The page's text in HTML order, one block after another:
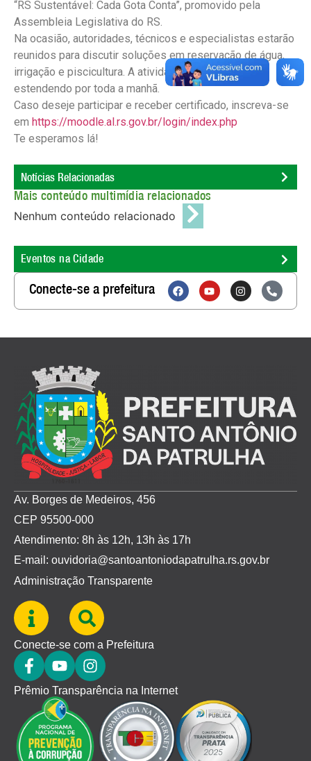
“RS Sustentável: Cada Gota Conta”, promovido pela
Assembleia Legislativa do RS.
Na ocasião, autoridades, técnicos e especialistas estarão
reunidos para discutir soluções em reservação de água,
irrigação e piscicultura. A atividade inicia às 9h, se
estendendo por toda a manhã.
Caso deseje participar e receber certificado, inscreva-se
em https://moodle.al.rs.gov.br/login/index.php
Te esperamos lá!
Notícias Relacionadas
Mais conteúdo multimídia relacionados
Nenhum conteúdo relacionado
Eventos na Cidade
Conecte-se a prefeitura
Av. Borges de Medeiros, 456
CEP 95500-000
Atendimento: 8h às 12h, 13h às 17h
E-mail: ouvidoria@santoantoniodapatrulha.rs.gov.br
Administração Transparente
Conecte-se com a Prefeitura
Prêmio Transparência na Internet